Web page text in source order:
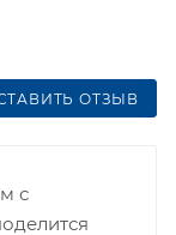
ОТЗЫВ
с